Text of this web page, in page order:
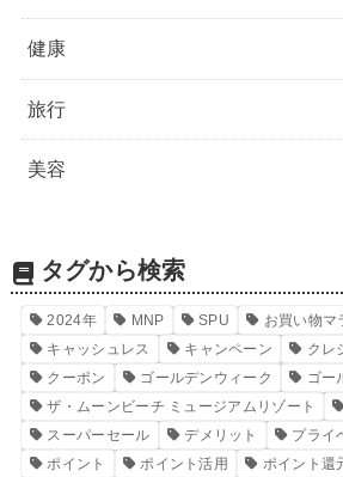
健康
旅行
美容
タグから検索
2024年 MNP SPU お買い物マ
キャッシュレス
キャンペーン
クレ
クーポン
ゴールデンウィーク
ゴー
ザ・ムーンビーチ ミュージアムリゾート
スーパーセール
デメリット
プライ
ポイント
ポイント活用 ポイント還